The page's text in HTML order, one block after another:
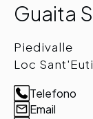
Guaita
Piedivalle
Loc
Telefono
Email